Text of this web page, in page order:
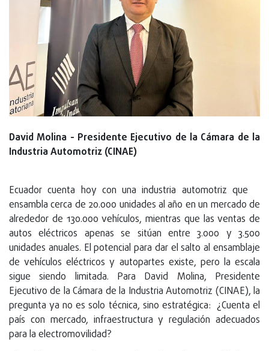
David Molina - Presidente Ejecutivo de la Cámara de la
Industria Automotriz (CINAE)
Ecuador cuenta hoy con una industria automotriz que
ensambla cerca de 20.000 unidades al año en un mercado de
alrededor de 130.000 vehículos, mientras que las ventas de
autos eléctricos apenas se sitúan entre 3.000 y 3.500
unidades anuales. El potencial para dar el salto al ensamblaje
de vehículos eléctricos y autopartes existe, pero la escala
sigue siendo limitada. Para David Molina, Presidente
Ejecutivo de la Cámara de la Industria Automotriz (CINAE), la
pregunta ya no es solo técnica, sino estratégica: ¿Cuenta el
país con mercado, infraestructura y regulación adecuados
para la electromovilidad?